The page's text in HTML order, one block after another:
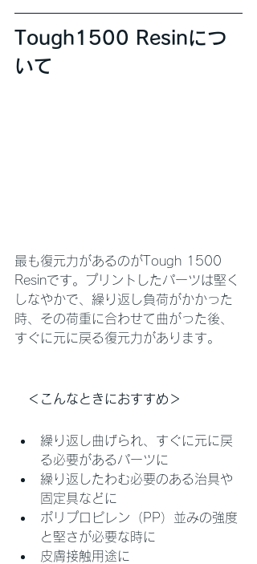
Tough1500 Resinにつ
いて
最も復元力があるのがTough 1500
Resinです。プリントしたパーツは堅く
しなやかで、繰り返し負荷がかかった
時、その荷重に合わせて曲がった後、
すぐに元に戻る復元力があります。
＜こんなときにおすすめ＞
繰り返し曲げられ、すぐに元に戻
る必要があるパーツに
繰り返したわむ必要のある治具や
固定具などに
ポリプロピレン（PP）並みの強度
と堅さが必要な時に
皮膚接触用途に